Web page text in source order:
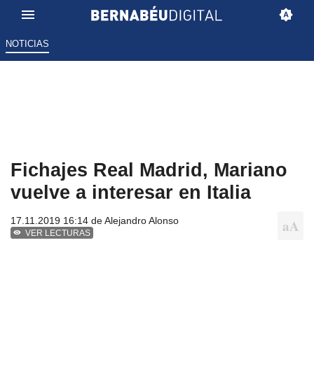
NOTICIAS
Fichajes Real Madrid, Mariano
vuelve a interesar en Italia
17.11.2019 16:14 deAlejandro Alonso
VER LECTURAS